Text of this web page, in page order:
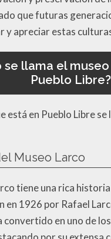
que futuras
y apreciar estas
se llama el
Pueblo Libre?
está en Pueblo Libre se
Museo Larco
tiene una rica
en 1926 por Rafael
convertido en uno de